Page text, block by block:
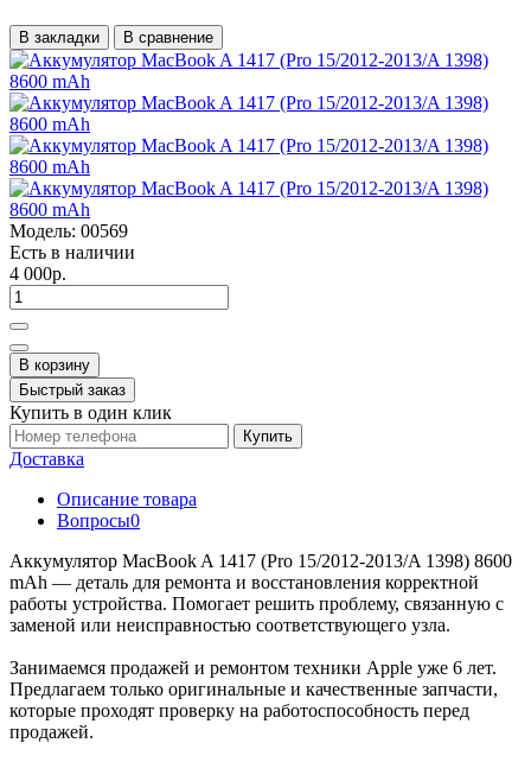
В закладки В сравнение
Модель: 00569
Есть в наличии
4 000р.
В корзину
Быстрый заказ
Купить в один клик
Купить
Доставка
Описание товара
Вопросы0
Аккумулятор MacBook A 1417 (Pro 15/2012-2013/A 1398) 8600
mAh — деталь для ремонта и восстановления корректной
работы устройства. Помогает решить проблему, связанную с
заменой или неисправностью соответствующего узла.
Занимаемся продажей и ремонтом техники Apple уже 6 лет.
Предлагаем только оригинальные и качественные запчасти,
которые проходят проверку на работоспособность перед
продажей.